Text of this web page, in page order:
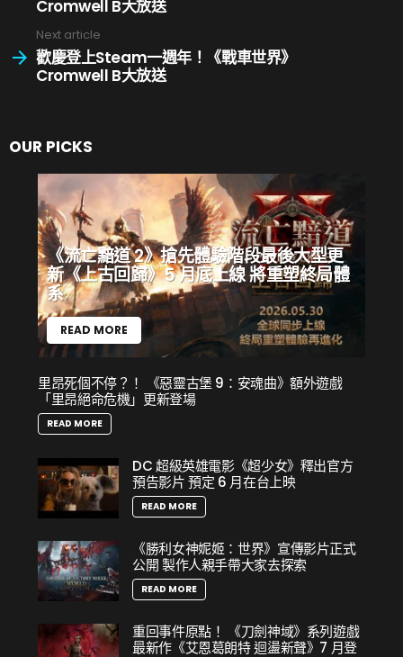
Allen Brack 表示：「我們很期待跟廣大玩家分享遊戲
團隊過去這段時間所開發的內容，雖然這次的
BlizzCon活動和往年有些不同，但全線上舉辦的形式
也提供一個獨特的機會進行不同嘗試，並為在家收看
第一天BlizzConline 活動將由台灣時間2 月 20 日
（六）早上 6 時所舉行的開幕典禮揭開序幕，帶領玩
家搶先一窺最新的遊戲開發消息。接下來的三個多小
時，玩家可選擇收看六個不同主題的頻道，進一步探
索自己最感興趣的遊戲內容。
第二天活動將從台灣時間2 月 21 日（日）凌晨 4 時開
始，各頻道會持續播放精采節目，直到當天接近中午
回覆玩家提問，並展示來自全球玩家社群的精采內
容，包括社群達人秀 Cosplay、電影、才藝和美術競賽
Cromwell B大放送
Next article
歡慶登上Steam一週年！《戰車世界》
Cromwell B大放送
OUR PICKS
《流亡黯道 2》搶先體驗階段最後大型更
新《上古回歸》5 月底上線 將重塑終局體
系
READ MORE
里昂死個不停？！ 《惡靈古堡 9：安魂曲》額外遊戲
「里昂絕命危機」更新登場
READ MORE
DC 超級英雄電影《超少女》釋出官方
預告影片 預定 6 月在台上映
READ MORE
《勝利女神妮姬：世界》宣傳影片正式
公開 製作人親手帶大家去探索
READ MORE
重回事件原點！ 《刀劍神域》系列遊戲
最新作《艾恩葛朗特 迴盪新聲》7 月登